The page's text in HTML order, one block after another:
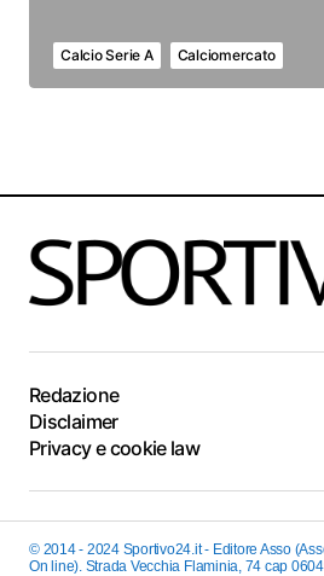
Calcio Serie A Calciomercato
Redazione
Disclaimer
Privacy e cookie law
© 2014 - 2024 Sportivo24.it - Editore Asso
On line). Strada Vecchia Flaminia, 74 cap